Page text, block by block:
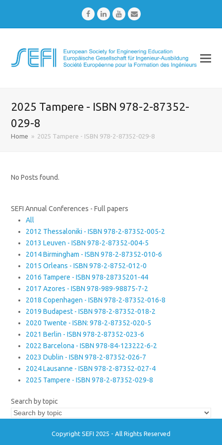
FacebookLinkedInYoutubeEmail
2025 Tampere - ISBN 978-2-87352-
029-8
Home » 2025 Tampere - ISBN 978-2-87352-029-8
No Posts found.
SEFI Annual Conferences - Full papers
All
2012 Thessaloniki - ISBN 978-2-87352-005-2
2013 Leuven - ISBN 978-2-87352-004-5
2014 Birmingham - ISBN 978-2-87352-010-6
2015 Orleans - ISBN 978-2-8752-012-0
2016 Tampere - ISBN 978-28735201-44
2017 Azores - ISBN 978-989-98875-7-2
2018 Copenhagen - ISBN 978-2-87352-016-8
2019 Budapest - ISBN 978-2-87352-018-2
2020 Twente - ISBN: 978-2-87352-020-5
2021 Berlin - ISBN 978-2-87352-023-6
2022 Barcelona - ISBN 978-84-123222-6-2
2023 Dublin - ISBN 978-2-87352-026-7
2024 Lausanne - ISBN 978-2-87352-027-4
2025 Tampere - ISBN 978-2-87352-029-8
Search by topic
Copyright SEFI 2025 - All Rights Reserved